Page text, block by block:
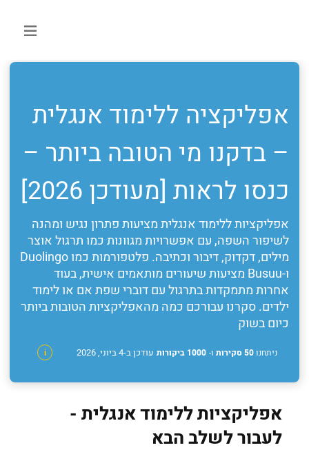
אפליקציה ללימוד אנגלית
– בדקנו מי הטובה ביותר –
כנסו לראות [מעודכן 2026]
אפליקציות ללימוד אנגלית מציעות פתרון נגיש ומהנה
לשיפור השפה, עם אפשרויות מגוונות כמו תרגול אוצר
מילים, דקדוק, דיבור וכתיבה. פלטפורמות כמו Duolingo
ו-Busuu מציעות שיעורים מותאמים אישית, בעוד
אחרות מתמקדות בתרגול עם דוברי שפת אם או לימוד
ילדים. סקרנו עבורכם כמה מהאפליקציות הטובות ביותר
כיום בשוק
ניתחנו50 סקירות ו- 1000 ביקורות i עודכן ב-4 ביוני, 2026
אפליקציות ללימוד אנגלית -
לעבור לשלב הבא